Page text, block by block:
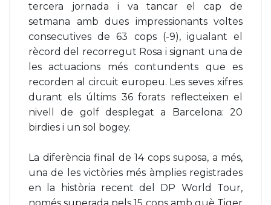
tercera jornada i va tancar el cap de
setmana amb dues impressionants voltes
consecutives de 63 cops (-9), igualant el
rècord del recorregut Rosa i signant una de
les actuacions més contundents que es
recorden al circuit europeu. Les seves xifres
durant els últims 36 forats reflecteixen el
nivell de golf desplegat a Barcelona: 20
birdies i un sol bogey.
La diferència final de 14 cops suposa, a més,
una de les victòries més àmplies registrades
en la història recent del DP World Tour,